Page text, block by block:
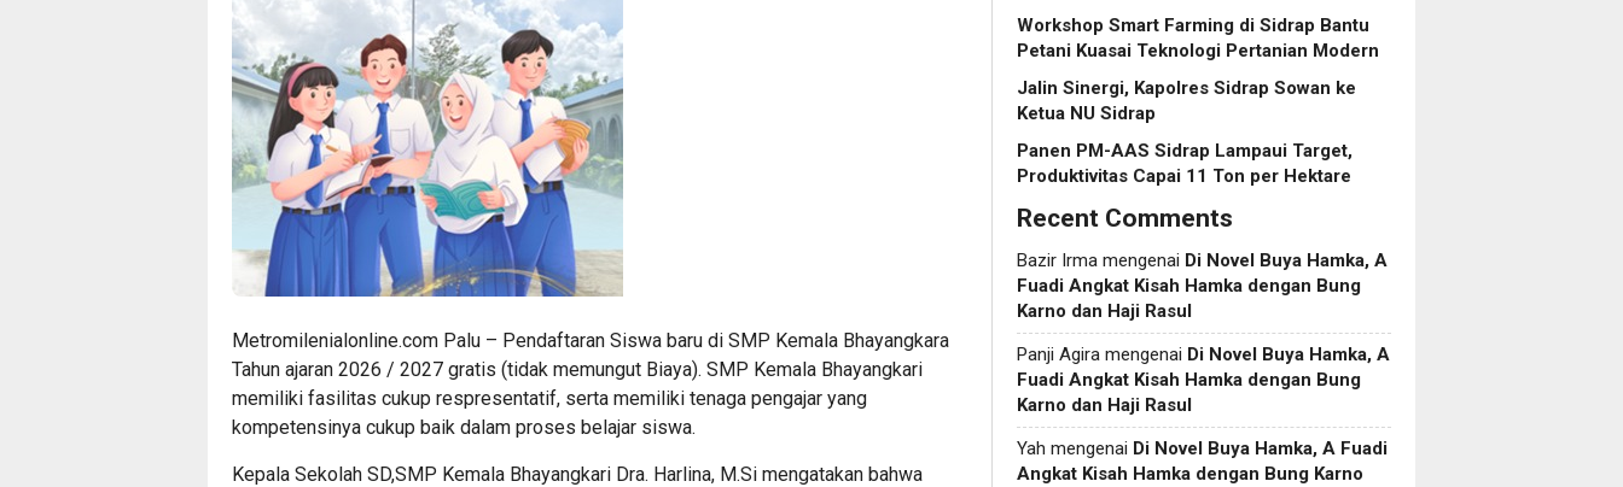
Metromilenialonline.com Palu – Pendaftaran Siswa baru di SMP Kemala Bhayangkara
Tahun ajaran 2026 / 2027 gratis (tidak memungut Biaya). SMP Kemala Bhayangkari
memiliki fasilitas cukup respresentatif, serta memiliki tenaga pengajar yang
kompetensinya cukup baik dalam proses belajar siswa.
Kepala Sekolah SD,SMP Kemala Bhayangkari Dra. Harlina, M.Si mengatakan bahwa
Workshop Smart Farming di Sidrap Bantu
Petani Kuasai Teknologi Pertanian Modern
Jalin Sinergi, Kapolres Sidrap Sowan ke
Ketua NU Sidrap
Panen PM-AAS Sidrap Lampaui Target,
Produktivitas Capai 11 Ton per Hektare
Recent Comments
Bazir Irma mengenai Di Novel Buya Hamka, A
Fuadi Angkat Kisah Hamka dengan Bung
Karno dan Haji Rasul
Panji Agira mengenai Di Novel Buya Hamka, A
Fuadi Angkat Kisah Hamka dengan Bung
Karno dan Haji Rasul
Yah mengenai Di Novel Buya Hamka, A Fuadi
Angkat Kisah Hamka dengan Bung Karno